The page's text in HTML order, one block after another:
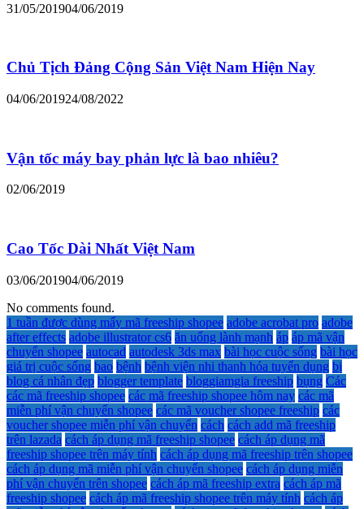
31/05/201904/06/2019
Chủ Tịch Đảng Cộng Sản Việt Nam Hiện Nay
04/06/201924/08/2022
Vận tốc máy bay phản lực là bao nhiêu?
02/06/2019
Cao Tốc Dài Nhất Việt Nam
03/06/201904/06/2019
No comments found.
1 tuần được dùng mấy mã freeship shopee adobe acrobat pro adobe
after effects adobe illustrator cs6 ăn uống lành mạnh áp áp mã vận
chuyển shopee autocad autodesk 3ds max bài học cuộc sống bài học
giá trị cuộc sống bao bệnh bệnh viện nhi thanh hóa tuyển dụng bị
blog cá nhân đẹp blogger template bloggiamgia freeship bụng Các
các mã freeship shopee các mã freeship shopee hôm nay các mã
miễn phí vận chuyển shopee các mã voucher shopee freeship các
voucher shopee miễn phí vận chuyển cách cách add mã freeship
trên lazada cách áp dụng mã freeship shopee cách áp dụng mã
freeship shopee trên máy tính cách áp dụng mã freeship trên shopee
cách áp dụng mã miễn phí vận chuyển shopee cách áp dụng miễn
phí vận chuyển trên shopee cách áp mã freeship extra cách áp mã
freeship shopee cách áp mã freeship shopee trên máy tính cách áp